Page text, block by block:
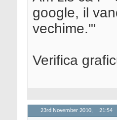
google, il
vechime.'"
Verifica
23rd November 2010, 21:54